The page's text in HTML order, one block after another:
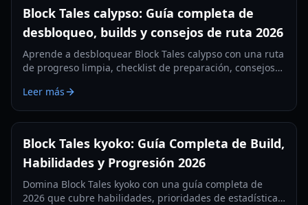
Block Tales calypso: Guía completa de
desbloqueo, builds y consejos de ruta 2026
Aprende a desbloquear Block Tales calypso con una ruta
de progreso limpia, checklist de preparación, consejos
Leer más
Block Tales kyoko: Guía Completa de Build,
Habilidades y Progresión 2026
Domina Block Tales kyoko con una guía completa de
2026 que cubre habilidades, prioridades de estadísticas,